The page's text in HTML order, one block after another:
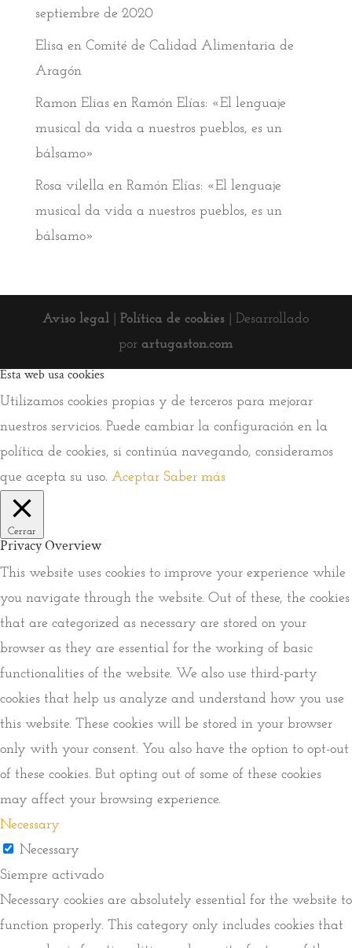
septiembre de 2020
Elisa en Comité de Calidad Alimentaria de
Aragón
Ramon Eliasen Ramón Elías: «El lenguaje
musical da vida a nuestros pueblos, es un
bálsamo»
Rosa vilella en Ramón Elías: «El lenguaje
musical da vida a nuestros pueblos, es un
bálsamo»
Aviso legal |Política de cookies | Desarrollado
por artugaston.com
Esta web usa cookies
Utilizamos cookies propias y de terceros para mejorar
nuestros servicios. Puede cambiar la configuración en la
política de cookies, si continúa navegando, consideramos
que acepta su uso. Aceptar Saber más
Cerrar
Privacy Overview
This website uses cookies to improve your experience while
you navigate through the website. Out of these, the cookies
that are categorized as necessary are stored on your
browser as they are essential for the working of basic
functionalities of the website. We also use third-party
cookies that help us analyze and understand how you use
this website. These cookies will be stored in your browser
only with your consent. You also have the option to opt-out
of these cookies. But opting out of some of these cookies
may affect your browsing experience.
Necessary
Necessary
Siempre activado
Necessary cookies are absolutely essential for the website to
function properly. This category only includes cookies that